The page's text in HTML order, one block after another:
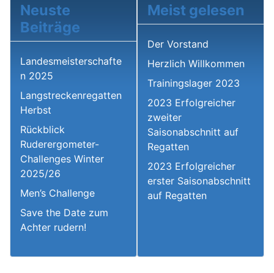
Neuste
Beiträge
Landesmeisterschafte
n 2025
Langstreckenregatten
Herbst
Rückblick
Ruderergometer-
Challenges Winter
2025/26
Men’s Challenge
Save the Date zum
Achter rudern!
Meist gelesen
Der Vorstand
Herzlich Willkommen
Trainingslager 2023
2023 Erfolgreicher
zweiter
Saisonabschnitt auf
Regatten
2023 Erfolgreicher
erster Saisonabschnitt
auf Regatten